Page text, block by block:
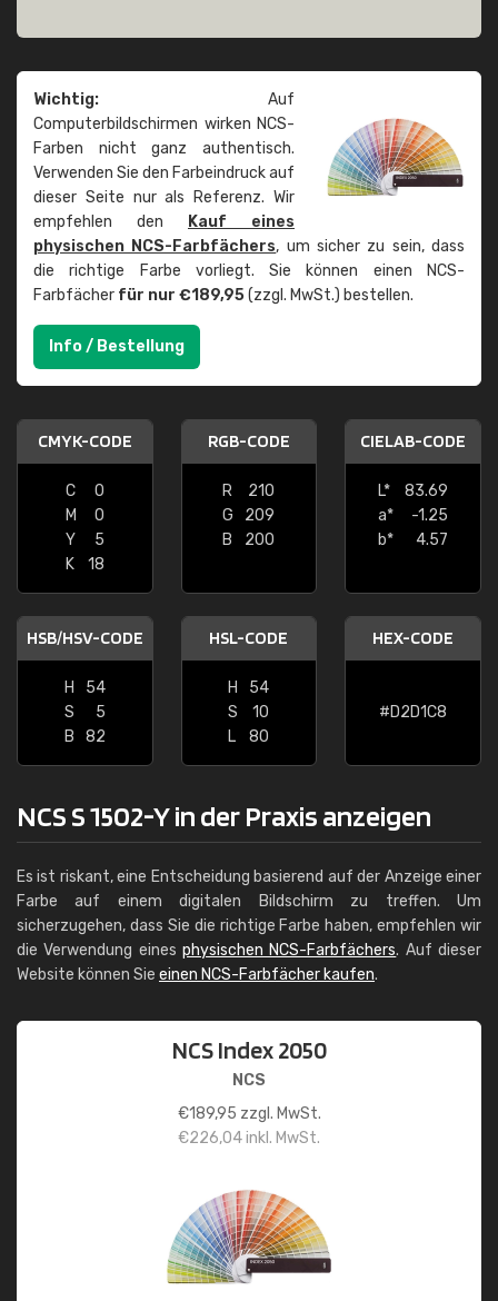
Wichtig: Auf
Computerbildschirmen wirken NCS-
Farben nicht ganz authentisch.
Verwenden Sie den Farbeindruck auf
dieser Seite nur als Referenz. Wir
empfehlen den
Kauf eines
physischen NCS-Farbfächers, um sicher zu sein, dass
die richtige Farbe vorliegt. Sie können einen NCS-
Farbfächer für nur €189,95(zzgl. MwSt.) bestellen.
Info / Bestellung
CMYK-CODE
C
0
M
0
Y
5
K
18
RGB-CODE
R
210
G
209
B
200
CIELAB-CODE
L*
83.69
a*
-1.25
b*
4.57
HSB/HSV-CODE
H
54
S
5
B
82
HSL-CODE
H
54
S
10
L
80
HEX-CODE
#D2D1C8
NCS S 1502-Y in der Praxis anzeigen
Es ist riskant, eine Entscheidung basierend auf der Anzeige einer
Farbe auf einem digitalen Bildschirm zu treffen. Um
sicherzugehen, dass Sie die richtige Farbe haben, empfehlen wir
die Verwendung eines physischen NCS-Farbfächers. Auf dieser
Website können Sie einen NCS-Farbfächer kaufen.
NCS Index 2050
NCS
€189,95 zzgl. MwSt.
€226,04inkl. MwSt.